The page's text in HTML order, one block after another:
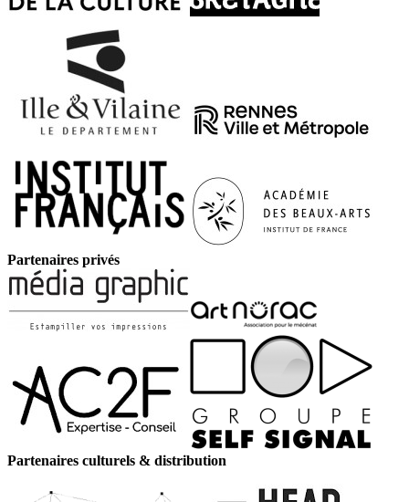
Partenaires privés
Partenaires culturels & distribution